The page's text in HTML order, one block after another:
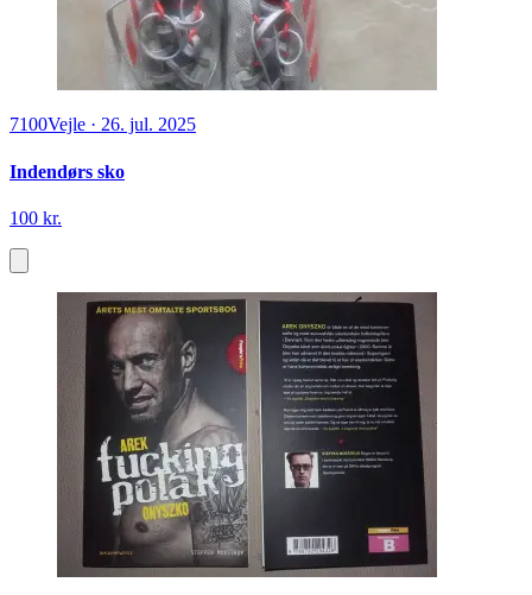
7100Vejle · 26. jul. 2025
Indendørs sko
100 kr.